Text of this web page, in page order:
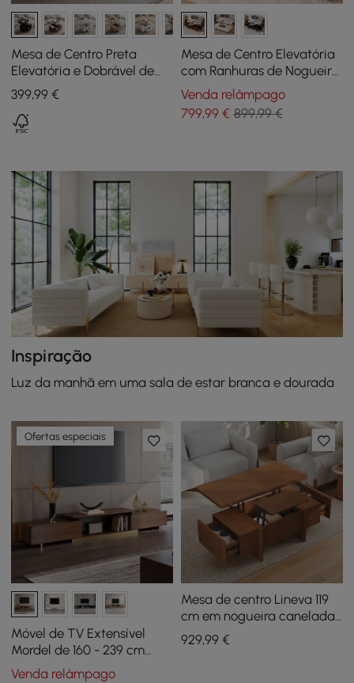
Mesa de Centro Preta
Elevatória e Dobrável de
100 cm com 4 Bancos e
Arrumação
399,99 €
Mesa de Centro Elevatória
com Ranhuras de Nogueira
Grovyn de 119 cm com 2
Gavetas
Venda relâmpago
799,99€ 899,99 €
Inspiração
Luz da manhã em uma sala de estar branca e dourada
Ofertas especiais
Móvel de TV Extensível
Mordel de 160 - 239 cm
com Arrumação
Venda relâmpago
Mesa de centro Lineva 119
cm em nogueira canelada
com tampo elevatório e 2
gavetas
929,99€